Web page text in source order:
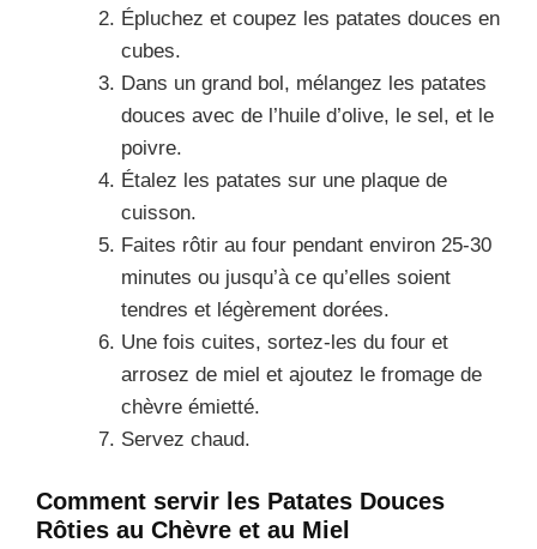
Épluchez et coupez les patates douces en
cubes.
Dans un grand bol, mélangez les patates
douces avec de l’huile d’olive, le sel, et le
poivre.
Étalez les patates sur une plaque de
cuisson.
Faites rôtir au four pendant environ 25-30
minutes ou jusqu’à ce qu’elles soient
tendres et légèrement dorées.
Une fois cuites, sortez-les du four et
arrosez de miel et ajoutez le fromage de
chèvre émietté.
Servez chaud.
Comment servir les Patates Douces
Rôties au Chèvre et au Miel